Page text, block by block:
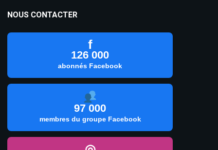
NOUS CONTACTER
f
126 000
abonnés Facebook
97 000
membres du groupe Facebook